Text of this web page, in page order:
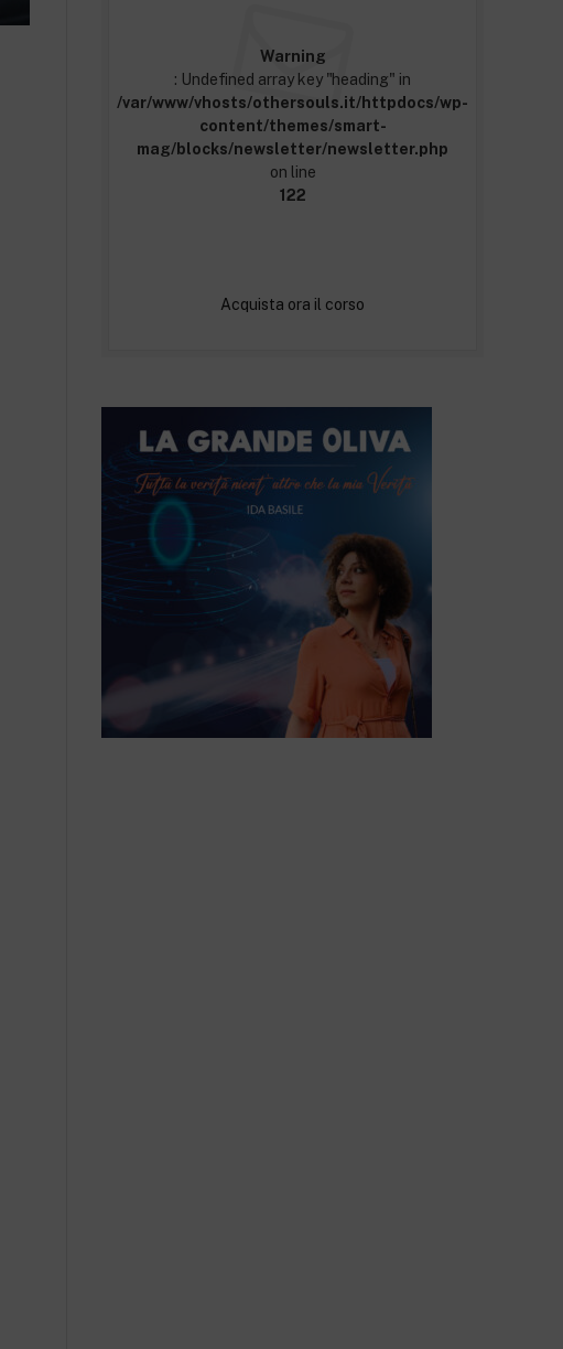
Warning
: Undefined array key "heading" in
/var/www/vhosts/othersouls.it/httpdocs/wp-
content/themes/smart-
mag/blocks/newsletter/newsletter.php
on line
122
Acquista ora il corso